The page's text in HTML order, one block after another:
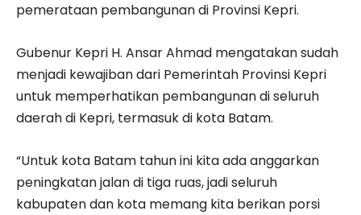
pemerataan pembangunan di Provinsi Kepri.
Gubenur Kepri H. Ansar Ahmad mengatakan sudah
menjadi kewajiban dari Pemerintah Provinsi Kepri
untuk memperhatikan pembangunan di seluruh
daerah di Kepri, termasuk di kota Batam.
“Untuk kota Batam tahun ini kita ada anggarkan
peningkatan jalan di tiga ruas, jadi seluruh
kabupaten dan kota memang kita berikan porsi